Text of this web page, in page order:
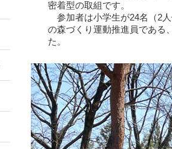
密着型の取組です。
参加者は小学生が24名（2
の森づくり運動推進員である
た。